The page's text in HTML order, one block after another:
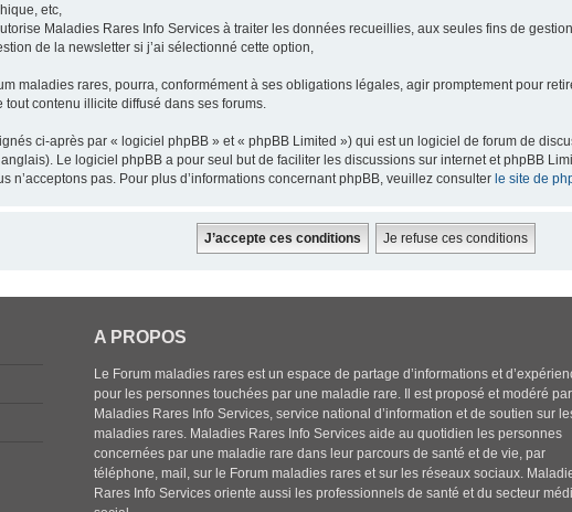
etc,
Maladies Rares Info Services à traiter les données recueillies, aux seules fins de
de la newsletter si j’ai sélectionné cette option,
maladies rares, pourra, conformément à ses obligations légales, agir promptement pour
contenu illicite diffusé dans ses forums.
ci-après par « logiciel phpBB » et « phpBB Limited ») qui est un logiciel de forum de
Le logiciel phpBB a pour seul but de faciliter les discussions sur internet et phpBB
n’acceptons pas. Pour plus d’informations concernant phpBB, veuillez consulter le site de
A PROPOS
Le Forum maladies rares est un espace de partage d’informations et
pour les personnes touchées par une maladie rare. Il est proposé et modéré par
Maladies Rares Info Services, service national d’information et de soutien sur
maladies rares. Maladies Rares Info Services aide au quotidien les personnes
concernées par une maladie rare dans leur parcours de santé et de vie, par
téléphone, mail, sur le Forum maladies rares et sur les réseaux sociaux.
Rares Info Services oriente aussi les professionnels de santé et du secteur